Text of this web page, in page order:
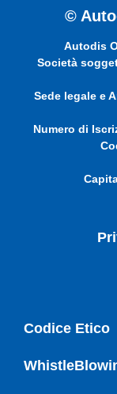
©
Autodis
Società
Sede legale e
Numero di
Codice Etico